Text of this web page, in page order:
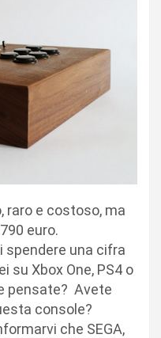
raro e costoso, ma
euro.
spendere una cifra
su Xbox One, PS4 o
pensate? Avete
console?
che SEGA,